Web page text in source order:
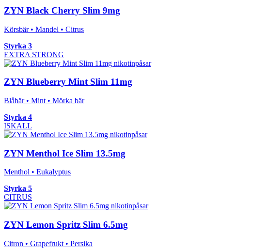
ZYN Black Cherry Slim 9mg
Körsbär • Mandel • Citrus
Styrka 3
EXTRA STRONG
ZYN Blueberry Mint Slim 11mg
Blåbär • Mint • Mörka bär
Styrka 4
ISKALL
ZYN Menthol Ice Slim 13.5mg
Menthol • Eukalyptus
Styrka 5
CITRUS
ZYN Lemon Spritz Slim 6.5mg
Citron • Grapefrukt • Persika